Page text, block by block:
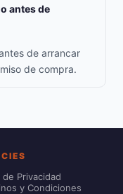
antes de
de arrancar
de compra.
de Privacidad
y Condiciones